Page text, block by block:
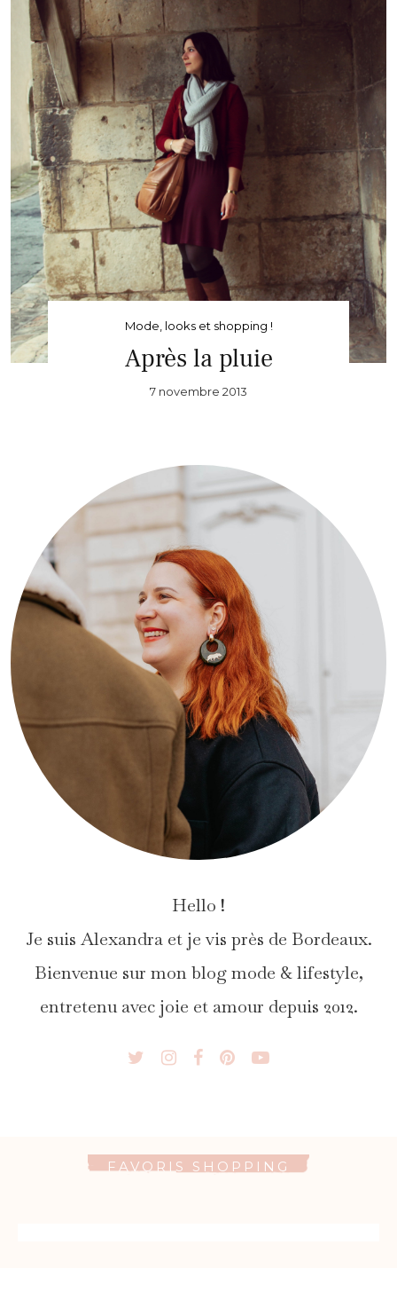
Mode, looks et shopping !
Après la pluie
7 novembre 2013
Hello !
Je suis Alexandra et je vis près de Bordeaux.
Bienvenue sur mon blog mode & lifestyle,
entretenu avec joie et amour depuis 2012.
FAVORIS SHOPPING